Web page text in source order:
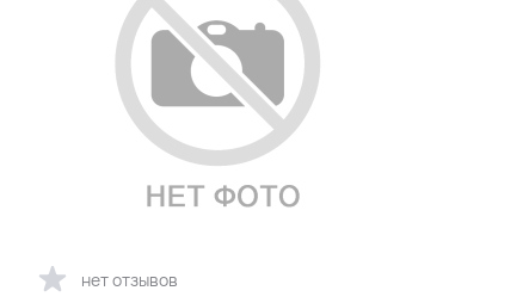
нет отзывов